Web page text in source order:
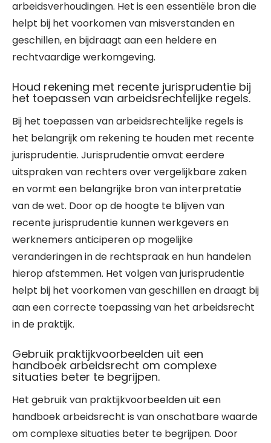
arbeidsverhoudingen. Het is een essentiële bron die
helpt bij het voorkomen van misverstanden en
geschillen, en bijdraagt aan een heldere en
rechtvaardige werkomgeving.
Houd rekening met recente jurisprudentie bij
het toepassen van arbeidsrechtelijke regels.
Bij het toepassen van arbeidsrechtelijke regels is
het belangrijk om rekening te houden met recente
jurisprudentie. Jurisprudentie omvat eerdere
uitspraken van rechters over vergelijkbare zaken
en vormt een belangrijke bron van interpretatie
van de wet. Door op de hoogte te blijven van
recente jurisprudentie kunnen werkgevers en
werknemers anticiperen op mogelijke
veranderingen in de rechtspraak en hun handelen
hierop afstemmen. Het volgen van jurisprudentie
helpt bij het voorkomen van geschillen en draagt bij
aan een correcte toepassing van het arbeidsrecht
in de praktijk.
Gebruik praktijkvoorbeelden uit een
handboek arbeidsrecht om complexe
situaties beter te begrijpen.
Het gebruik van praktijkvoorbeelden uit een
handboek arbeidsrecht is van onschatbare waarde
om complexe situaties beter te begrijpen. Door